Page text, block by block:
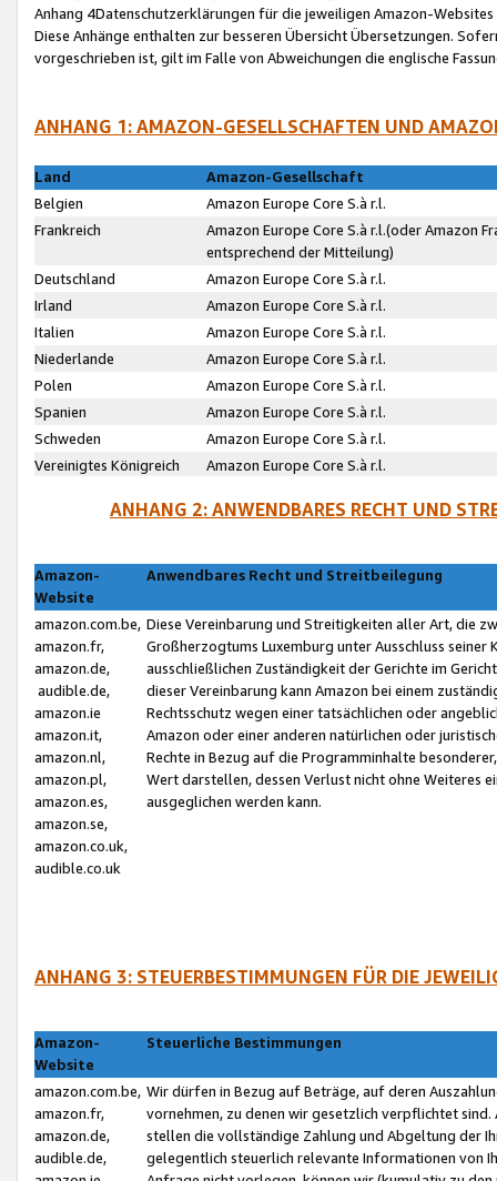
Anhang 4Datenschutzerklärungen für die jeweiligen Amazon-Websites
Diese Anhänge enthalten zur besseren Übersicht Übersetzungen.
vorgeschrieben ist, gilt im Falle von Abweichungen die englische
ANHANG 1: AMAZON-GESELLSCHAFTEN UND
Land
Amazon-Gesellschaft
Belgien
Amazon Europe Core S.à r.l.
Frankreich
Amazon Europe Core S.à r.l.(oder Amazon
entsprechend der Mitteilung)
Deutschland
Amazon Europe Core S.à r.l.
Irland
Amazon Europe Core S.à r.l.
Italien
Amazon Europe Core S.à r.l.
Niederlande
Amazon Europe Core S.à r.l.
Polen
Amazon Europe Core S.à r.l.
Spanien
Amazon Europe Core S.à r.l.
Schweden
Amazon Europe Core S.à r.l.
Vereinigtes Königreich
Amazon Europe Core S.à r.l.
ANHANG 2: ANWENDBARES RECHT UND
Amazon-
Website
Anwendbares Recht und Streitbeilegung
amazon.com.be,
amazon.fr,
amazon.de,
audible.de,
amazon.ie
amazon.it,
amazon.nl,
amazon.pl,
amazon.es,
amazon.se,
amazon.co.uk,
audible.co.uk
Diese Vereinbarung und Streitigkeiten aller Art, die
Großherzogtums Luxemburg unter Ausschluss
ausschließlichen Zuständigkeit der Gerichte im
dieser Vereinbarung kann Amazon bei einem
Rechtsschutz wegen einer tatsächlichen oder
Amazon oder einer anderen natürlichen oder
Rechte in Bezug auf die Programminhalte
Wert darstellen, dessen Verlust nicht ohne Weiteres
ausgeglichen werden kann.
ANHANG 3: STEUERBESTIMMUNGEN FÜR DIE
Amazon-
Website
Steuerliche Bestimmungen
amazon.com.be,
amazon.fr,
amazon.de,
audible.de,
Wir dürfen in Bezug auf Beträge, auf deren
vornehmen, zu denen wir gesetzlich verpflichtet
stellen die vollständige Zahlung und Abgeltung der
gelegentlich steuerlich relevante Informationen von